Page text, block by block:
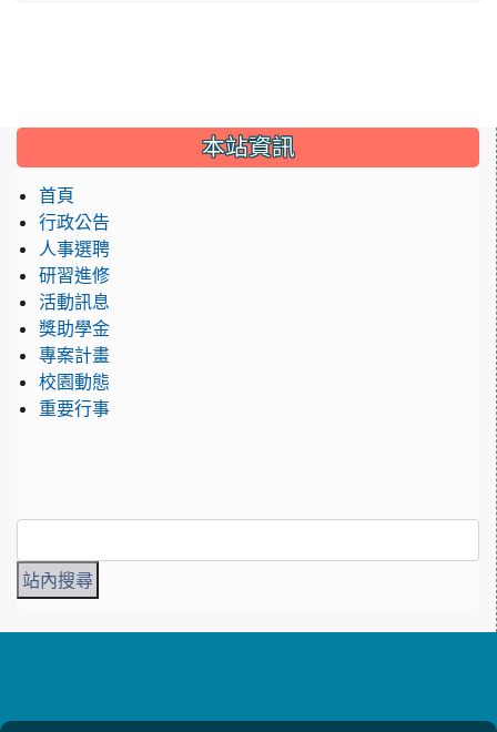
::: 本站資訊
首頁
行政公告
人事選聘
研習進修
活動訊息
獎助學金
專案計畫
校園動態
重要行事